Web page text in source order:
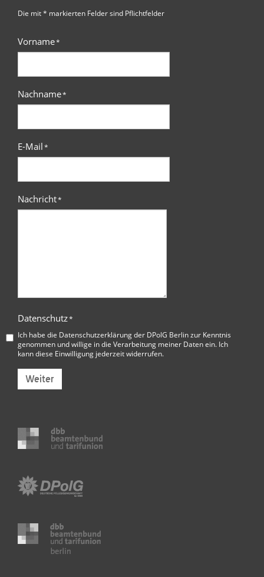
Die mit * markierten Felder sind Pflichtfelder
Vorname*
Nachname*
E-Mail*
Nachricht*
Datenschutz*
Ich habe die Datenschutzerklärung der DPolG Berlinzur Kenntnis
genommen und willige in die Verarbeitung meiner Daten ein. Ich
kann diese Einwilligung jederzeit widerrufen.
Weiter